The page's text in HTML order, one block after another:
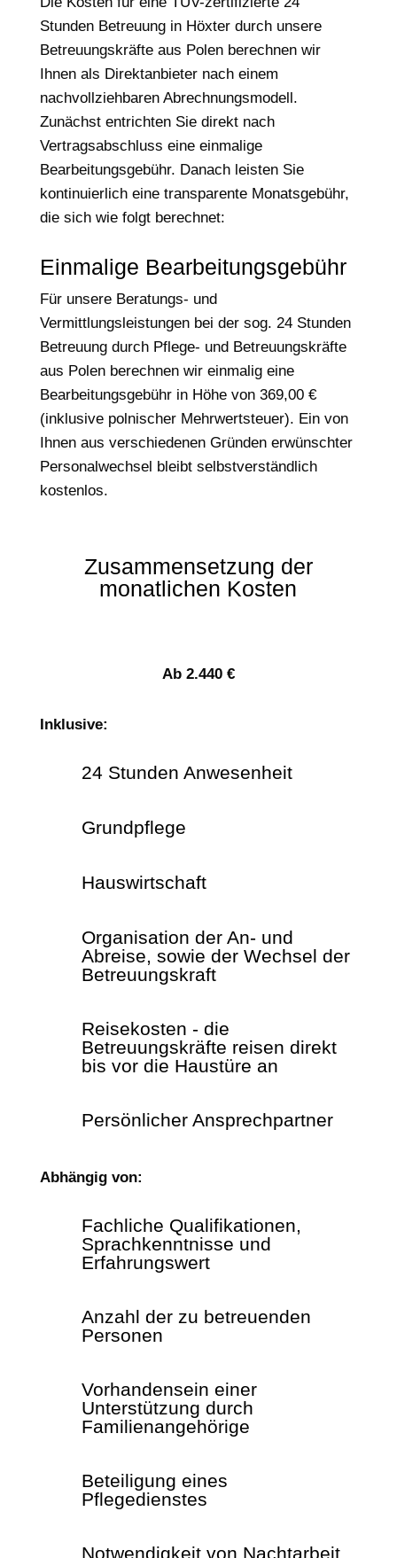
Stunden Betreuung in Höxter durch unsere
Betreuungskräfte aus Polen berechnen wir
Ihnen als Direktanbieter nach einem
nachvollziehbaren Abrechnungsmodell.
Zunächst entrichten Sie direkt nach
Vertragsabschluss eine einmalige
Bearbeitungsgebühr. Danach leisten Sie
kontinuierlich eine transparente Monatsgebühr,
die sich wie folgt berechnet:
Einmalige Bearbeitungsgebühr
Für unsere Beratungs- und
Vermittlungsleistungen bei der sog. 24 Stunden
Betreuung durch Pflege- und Betreuungskräfte
aus Polen berechnen wir einmalig eine
Bearbeitungsgebühr in Höhe von 369,00 €
(inklusive polnischer Mehrwertsteuer). Ein von
Ihnen aus verschiedenen Gründen erwünschter
Personalwechsel bleibt selbstverständlich
kostenlos.
Zusammensetzung der
monatlichen Kosten
Ab 2.440 €
Inklusive:
24 Stunden Anwesenheit
Grundpflege
Hauswirtschaft
Organisation der An- und
Abreise, sowie der Wechsel der
Betreuungskraft
Reisekosten - die
Betreuungskräfte reisen direkt
bis vor die Haustüre an
Persönlicher Ansprechpartner
Abhängig von:
Fachliche Qualifikationen,
Sprachkenntnisse und
Erfahrungswert
Anzahl der zu betreuenden
Personen
Vorhandensein einer
Unterstützung durch
Familienangehörige
Beteiligung eines
Pflegedienstes
Notwendigkeit von Nachtarbeit